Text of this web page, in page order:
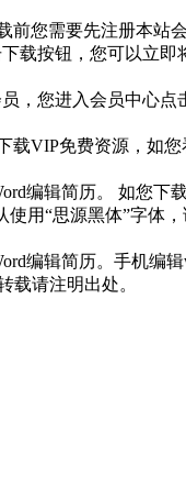
前您需要先注册本
载按钮，您可以立即
，您进入会员中心点
VIP免费资源，如
编辑简历。 如您
用“思源黑体”字体
编辑简历。手机编
载请注明出处。